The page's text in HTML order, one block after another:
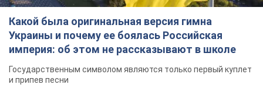
Какой была оригинальная версия гимна
Украины и почему ее боялась Российская
империя: об этом не рассказывают в школе
Государственным символом являются только первый куплет
и припев песни